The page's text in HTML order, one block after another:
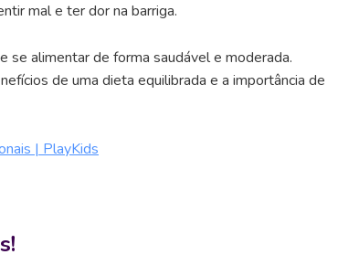
mal e ter dor na barriga.
se alimentar de forma saudável e moderada.
de uma dieta equilibrada e a importância de
| PlayKids